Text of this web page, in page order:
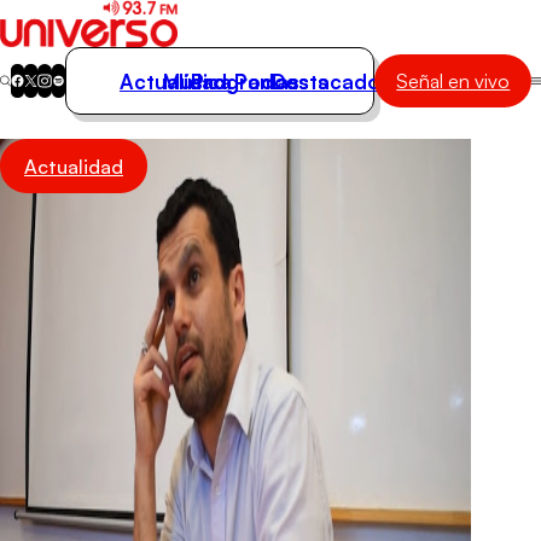
Actualidad
Música
Programas
Podcasts
Destacados
Actualidad
Música
Programas
Podcasts
Destacados Señal en vivo
Actualidad